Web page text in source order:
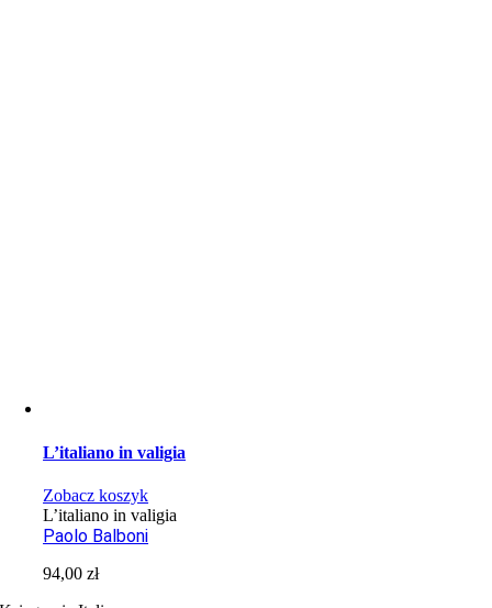
L’italiano in valigia
Zobacz koszyk
L’italiano in valigia
Paolo Balboni
94,00zł